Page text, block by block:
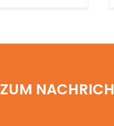
ZUM